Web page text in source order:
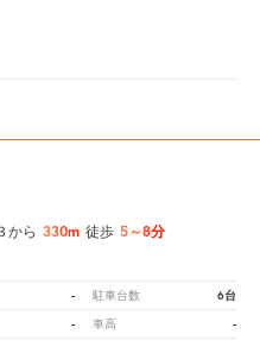
から 330m 徒歩 5～8分
- 駐車台数 6台
- 車高 -